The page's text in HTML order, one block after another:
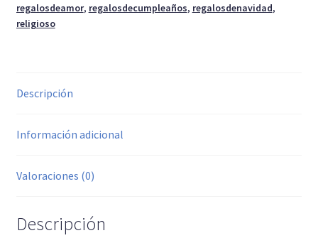
regalosdeamor, regalosdecumpleaños, regalosdenavidad,
religioso
Descripción
Información adicional
Valoraciones (0)
Descripción